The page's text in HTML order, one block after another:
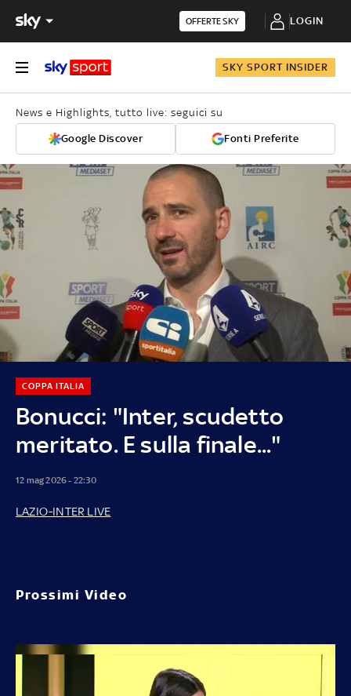
OFFERTE SKY LOGIN
SKY SPORT INSIDER
News e Highlights, tutto live: seguici su
Google Discover Fonti Preferite
Bonucci: "Inter, scudetto
meritato. E sulla finale..."
COPPA ITALIA
12 mag 2026 - 22:30
LAZIO-INTER LIVE
Prossimi Video